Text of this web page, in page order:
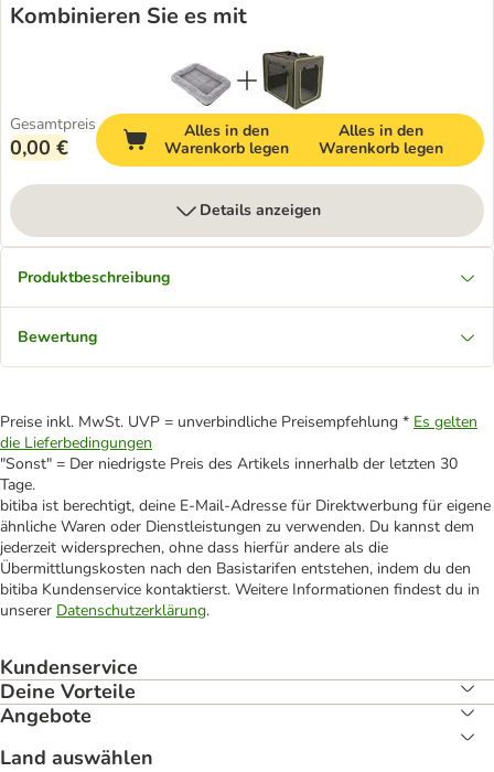
Kombinieren Sie es mit
Gesamtpreis
0,00 €
Alles in den
Warenkorb legen
Alles in den
Warenkorb legen
Details anzeigen
Produktbeschreibung
Bewertung
Preise inkl. MwSt. UVP = unverbindliche Preisempfehlung * Es gelten
die Lieferbedingungen
"Sonst" = Der niedrigste Preis des Artikels innerhalb der letzten 30
Tage.
bitiba ist berechtigt, deine E-Mail-Adresse für Direktwerbung für eigene
ähnliche Waren oder Dienstleistungen zu verwenden. Du kannst dem
jederzeit widersprechen, ohne dass hierfür andere als die
Übermittlungskosten nach den Basistarifen entstehen, indem du den
bitiba Kundenservice kontaktierst. Weitere Informationen findest du in
unserer Datenschutzerklärung.
Kundenservice
Deine Vorteile
Angebote
Land auswählen